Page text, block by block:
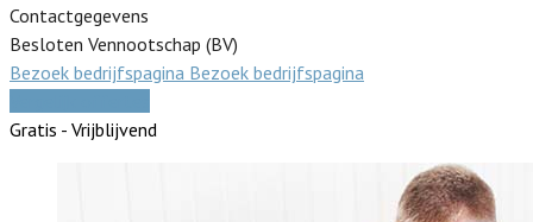
Contactgegevens
Besloten Vennootschap (BV)
Bezoek bedrijfspagina Bezoek bedrijfspagina
Gratis - Vrijblijvend